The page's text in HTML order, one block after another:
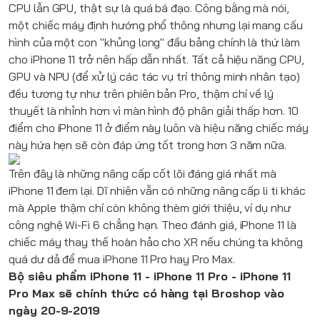
CPU lẫn GPU, thật sự là quá bá đạo. Công bằng mà nói,
một chiếc máy định hướng phổ thông nhưng lại mang cấu
hình của một con "khủng long" đầu bảng chính là thứ làm
cho iPhone 11 trở nên hấp dẫn nhất. Tất cả hiệu năng CPU,
GPU và NPU (để xử lý các tác vụ trí thông minh nhân tạo)
đều tương tự như trên phiên bản Pro, thậm chí về lý
thuyết là nhỉnh hơn vì màn hình độ phân giải thấp hơn. 10
điểm cho iPhone 11 ở điểm này luôn và hiệu năng chiếc máy
này hứa hẹn sẽ còn đáp ứng tốt trong hơn 3 năm nữa.
Trên đây là những nâng cấp cốt lõi đáng giá nhất mà
iPhone 11 đem lại. Dĩ nhiên vẫn có những nâng cấp li ti khác
mà Apple thậm chí còn không thèm giới thiệu, ví dụ như
công nghệ Wi-Fi 6 chẳng hạn. Theo đánh giá, iPhone 11 là
chiếc máy thay thế hoàn hảo cho XR nếu chúng ta không
quá dư dả để mua iPhone 11 Pro hay Pro Max.
Bộ siêu phẩm iPhone 11- iPhone 11 Pro - iPhone 11
Pro Maxsẽ chính thức có hàng tại Broshop vào
ngày 20-9-2019